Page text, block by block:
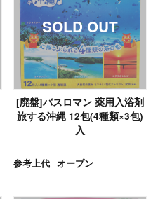
[廃盤]バスロマン 薬用入浴剤
旅する沖縄 12包(4種類×3包)
入
参考上代 オープン